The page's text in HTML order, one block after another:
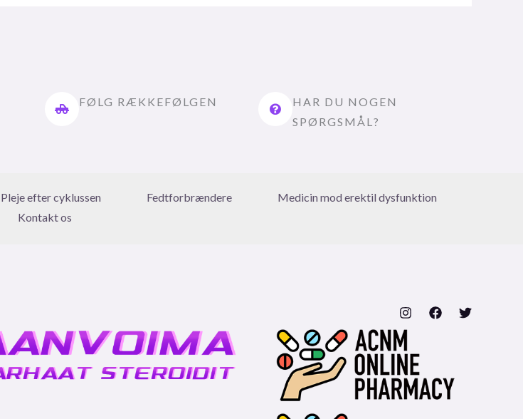
FØLG RÆKKEFØLGEN
HAR DU NOGEN
SPØRGSMÅL?
Pleje efter cyklussen Fedtforbrændere
Medicin mod erektil dysfunktion
Kontakt os